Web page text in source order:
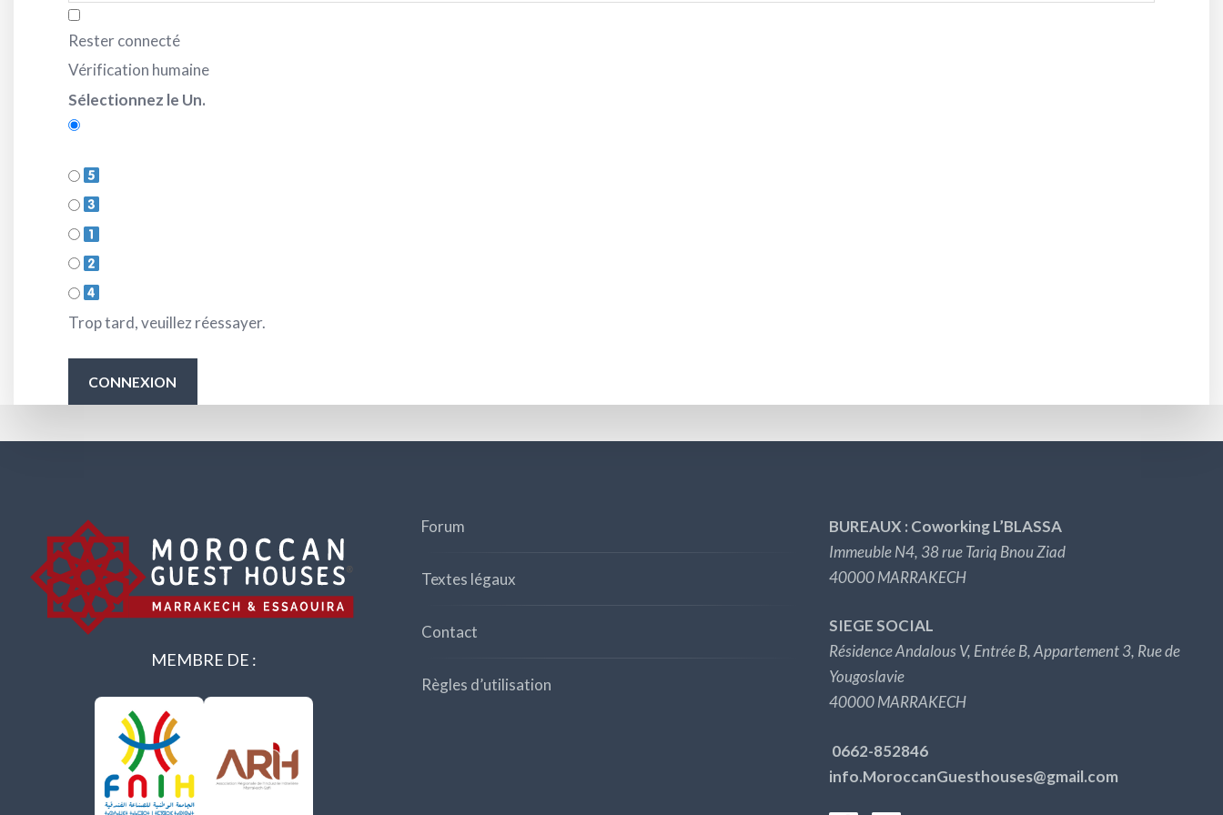
Rester connecté
Vérification humaine
Sélectionnez le Un.
Trop tard, veuillez réessayer.
CONNEXION
MEMBRE DE :
Forum
Textes légaux
Contact
Règles d’utilisation
BUREAUX : Coworking L’BLASSA
Immeuble N4, 38 rue Tariq Bnou Ziad
40000 MARRAKECH
SIEGE SOCIAL
Résidence Andalous V, Entrée B, Appartement 3, Rue de
Yougoslavie
40000 MARRAKECH
0662-852846
info.MoroccanGuesthouses@gmail.com